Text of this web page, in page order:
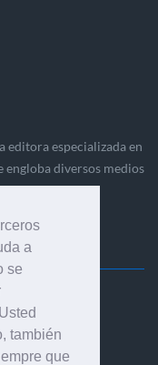
a
se
también
que
editora especializada en
engloba diversos medios
gráfico, la